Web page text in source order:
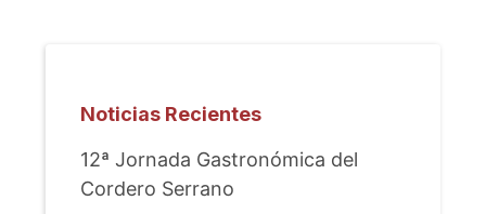
Noticias Recientes
12ª Jornada Gastronómica del
Cordero Serrano